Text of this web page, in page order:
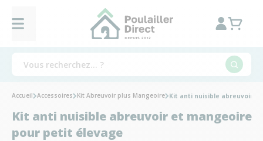
Accueil Accessoires Kit Abreuvoir plus Mangeoire Kit anti nuisible abreuvoir
Kit anti nuisible abreuvoir et mangeoire
pour petit élevage